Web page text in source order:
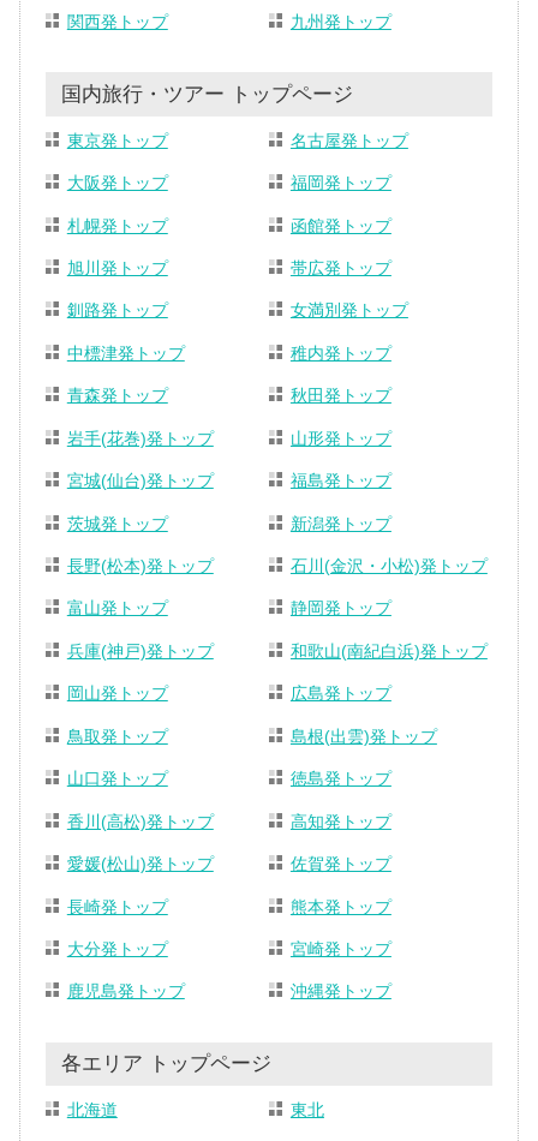
関西発トップ 九州発トップ
国内旅行・ツアー トップページ
東京発トップ 名古屋発トップ
大阪発トップ 福岡発トップ
札幌発トップ 函館発トップ
旭川発トップ 帯広発トップ
釧路発トップ 女満別発トップ
中標津発トップ 稚内発トップ
青森発トップ 秋田発トップ
岩手(花巻)発トップ 山形発トップ
宮城(仙台)発トップ 福島発トップ
茨城発トップ 新潟発トップ
長野(松本)発トップ 石川(金沢・小松)発トップ
富山発トップ 静岡発トップ
兵庫(神戸)発トップ 和歌山(南紀白浜)発トップ
岡山発トップ 広島発トップ
鳥取発トップ 島根(出雲)発トップ
山口発トップ 徳島発トップ
香川(高松)発トップ 高知発トップ
愛媛(松山)発トップ 佐賀発トップ
長崎発トップ 熊本発トップ
大分発トップ 宮崎発トップ
鹿児島発トップ 沖縄発トップ
各エリア トップページ
北海道 東北